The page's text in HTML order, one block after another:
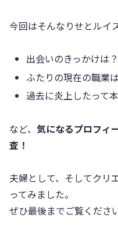
今回はそんなりせとルイ
出会いのきっかけは？
ふたりの現在の職業
過去に炎上したって
など、 気になるプロフィ
査！
夫婦として、そしてクリ
ってみました。
ぜひ最後までご覧くださ